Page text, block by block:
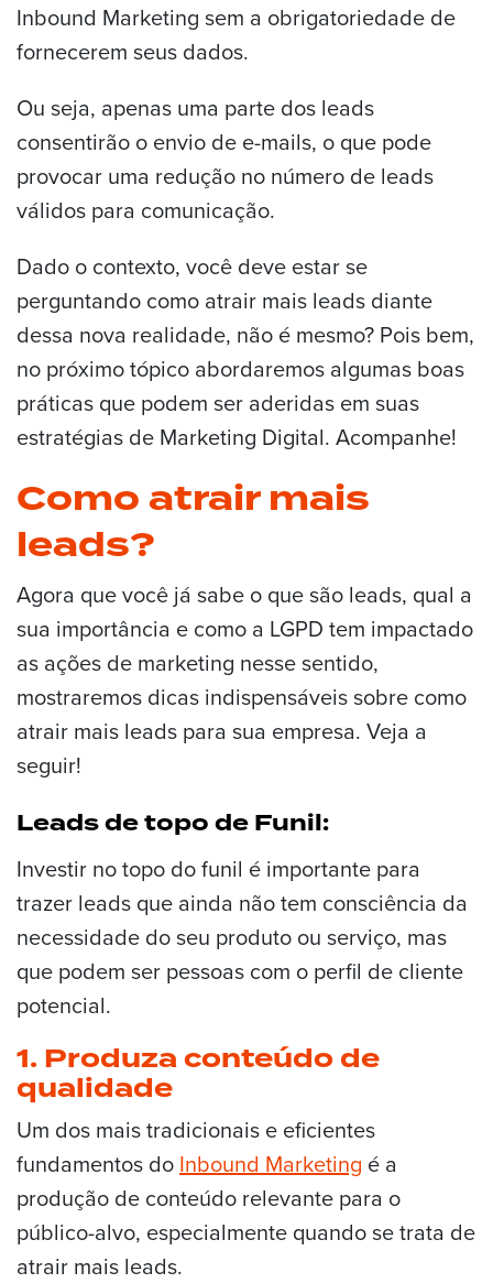
Inbound Marketing sem a obrigatoriedade de
fornecerem seus dados.
Ou seja, apenas uma parte dos leads
consentirão o envio de e-mails, o que pode
provocar uma redução no número de leads
válidos para comunicação.
Dado o contexto, você deve estar se
perguntando como atrair mais leads diante
dessa nova realidade, não é mesmo? Pois bem,
no próximo tópico abordaremos algumas boas
práticas que podem ser aderidas em suas
estratégias de Marketing Digital. Acompanhe!
Como atrair mais
leads?
Agora que você já sabe o que são leads, qual a
sua importância e como a LGPD tem impactado
as ações de marketing nesse sentido,
mostraremos dicas indispensáveis sobre como
atrair mais leads para sua empresa. Veja a
seguir!
Leads de topo de Funil:
Investir no topo do funil é importante para
trazer leads que ainda não tem consciência da
necessidade do seu produto ou serviço, mas
que podem ser pessoas com o perfil de cliente
potencial.
1. Produza conteúdo de
qualidade
Um dos mais tradicionais e eficientes
fundamentos do Inbound Marketing é a
produção de conteúdo relevante para o
público-alvo, especialmente quando se trata de
atrair mais leads.